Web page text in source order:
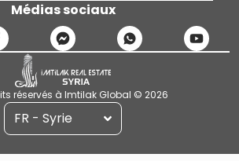
Médias sociaux
réservés à Imtilak Global © 2026
FR - Syrie